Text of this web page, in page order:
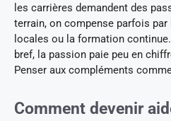
les carrières demandent des
terrain, on compense parfois
locales ou la formation
bref, la passion paie peu en
Penser aux compléments
Comment devenir